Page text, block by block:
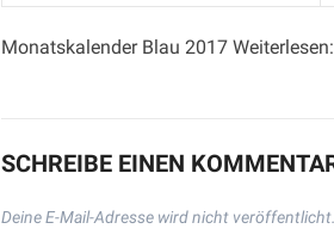
Monatskalender Blau 2017 Weiterlesen:
SCHREIBE EINEN
Deine E-Mail-Adresse wird nicht veröffentlicht.